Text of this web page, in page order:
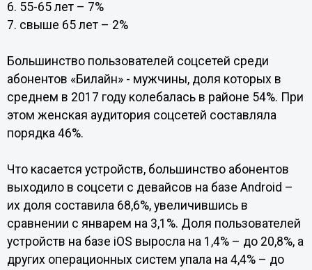
6. 55-65 лет – 7%
7. свыше 65 лет – 2%
Большинство пользователей соцсетей среди
абонентов «Билайн» - мужчины, доля которых в
среднем в 2017 году колебалась в районе 54%. При
этом женская аудитория соцсетей составляла
порядка 46%.
Что касается устройств, большинство абонентов
выходило в соцсети с девайсов на базе Android –
их доля составила 68,6%, увеличившись в
сравнении с январем на 3,1%. Доля пользователей
устройств на базе iOS выросла на 1,4% – до 20,8%, а
других операционных систем упала на 4,4% – до